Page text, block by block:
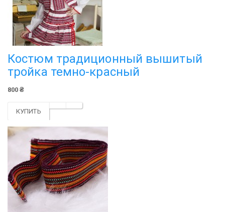
Костюм традиционный вышитый
тройка темно-красный
800 ₴
КУПИТЬ